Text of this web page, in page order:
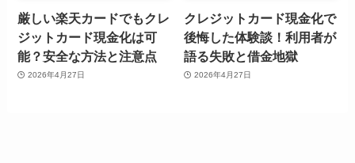
厳しい楽天カードでもクレ
ジットカード現金化は可
能？安全な方法と注意点
2026年4月27日
クレジットカード現金化で
後悔した体験談！利用者が
語る失敗と借金地獄
2026年4月27日